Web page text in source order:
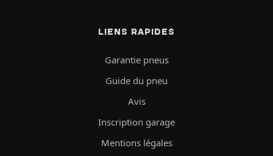
LIENS RAPIDES
Garantie pneus
Guide du pneu
Avis
Inscription garage
Mentions légales